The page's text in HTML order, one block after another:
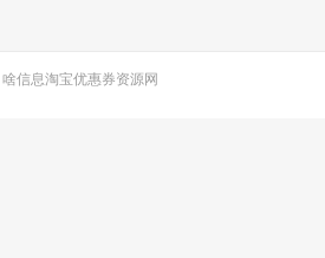
啥信息淘宝优惠券资源网